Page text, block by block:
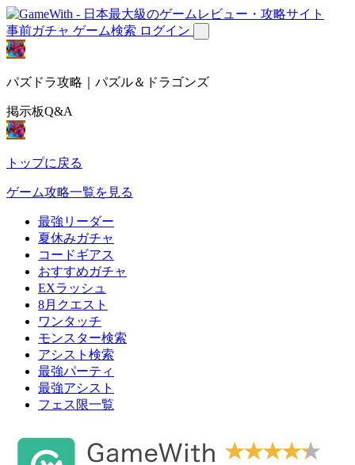
事前ガチャ ゲーム検索 ログイン
パズドラ攻略｜パズル＆ドラゴンズ
掲示板Q&A
トップに戻る
ゲーム攻略一覧を見る
最強リーダー
夏休みガチャ
コードギアス
おすすめガチャ
EXラッシュ
8月クエスト
ワンタッチ
モンスター検索
アシスト検索
最強パーティ
最強アシスト
フェス限一覧